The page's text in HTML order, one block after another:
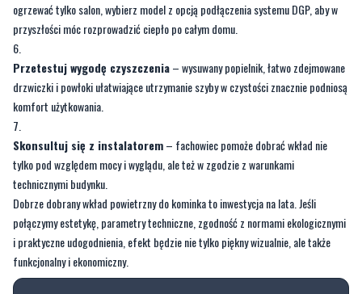
Przetestuj wygodę czyszczenia– wysuwany popielnik, łatwo zdejmowane
drzwiczki i powłoki ułatwiające utrzymanie szyby w czystości znacznie podniosą
komfort użytkowania.
Skonsultuj się z instalatorem– fachowiec pomoże dobrać wkład nie
tylko pod względem mocy i wyglądu, ale też w zgodzie z warunkami
technicznymi budynku.
Dobrze dobrany wkład powietrzny do kominka to inwestycja na lata. Jeśli
połączymy estetykę, parametry techniczne, zgodność z normami ekologicznymi
i praktyczne udogodnienia, efekt będzie nie tylko piękny wizualnie, ale także
funkcjonalny i ekonomiczny.
Komentowanie wyłączone
Ten artykuł nie umożliwia dodawania